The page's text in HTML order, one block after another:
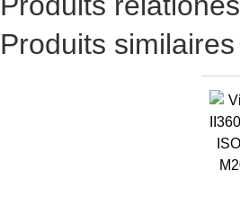
Produits similaires